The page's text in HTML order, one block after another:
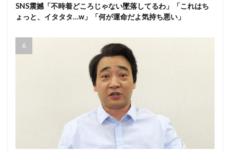
SNS震撼「不時着どころじゃない墜落してるわ」「これはち
ょっと、イタタタ…w」「何が運命だよ気持ち悪い」